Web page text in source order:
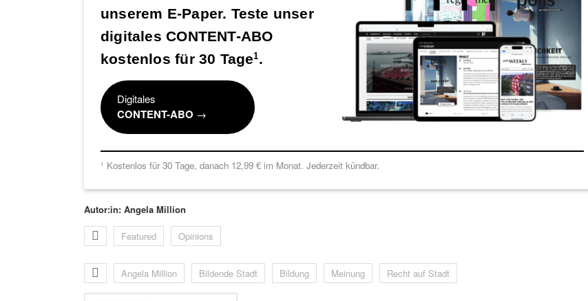
unserem E-Paper. Teste unser
digitales CONTENT-ABO
kostenlos für 30 Tage1.
Digitales
CONTENT-ABO →
1 Kostenlos für 30 Tage, danach 12,99 € im Monat. Jederzeit kündbar.
Autor:in: Angela Million
Featured Opinions
Angela Million Bildende Stadt Bildung Meinung Recht auf Stadt